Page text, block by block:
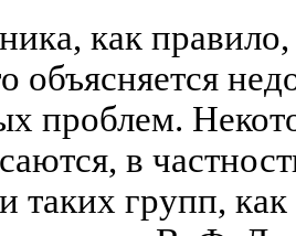
как
объясняется
проблем.
в
таких групп,